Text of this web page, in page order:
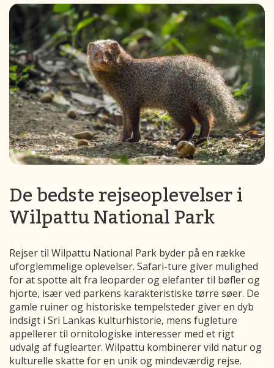
De bedste rejseoplevelser i
Wilpattu National Park
Rejser til Wilpattu National Park byder på en række
uforglemmelige oplevelser. Safari-ture giver mulighed
for at spotte alt fra leoparder og elefanter til bøfler og
hjorte, især ved parkens karakteristiske tørre søer. De
gamle ruiner og historiske tempelsteder giver en dyb
indsigt i Sri Lankas kulturhistorie, mens fugleture
appellerer til ornitologiske interesser med et rigt
udvalg af fuglearter. Wilpattu kombinerer vild natur og
kulturelle skatte for en unik og mindeværdig rejse.